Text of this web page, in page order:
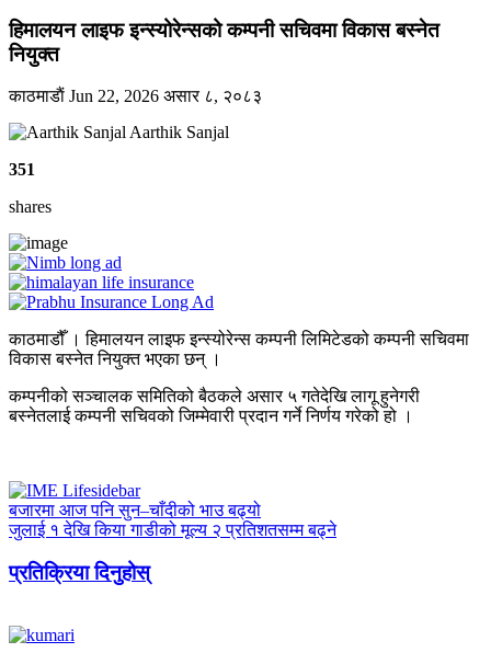
हिमालयन लाइफ इन्स्योरेन्सको कम्पनी सचिवमा विकास बस्नेत
नियुक्त
काठमाडाैं Jun 22, 2026 असार ८, २०८३
Aarthik Sanjal
351
shares
काठमाडौँ । हिमालयन लाइफ इन्स्योरेन्स कम्पनी लिमिटेडको कम्पनी सचिवमा
विकास बस्नेत नियुक्त भएका छन् ।
कम्पनीको सञ्चालक समितिको बैठकले असार ५ गतेदेखि लागू हुनेगरी
बस्नेतलाई कम्पनी सचिवको जिम्मेवारी प्रदान गर्ने निर्णय गरेको हो ।
बजारमा आज पनि सुन–चाँदीको भाउ बढ्यो
जुलाई १ देखि किया गाडीको मूल्य २ प्रतिशतसम्म बढ्ने
प्रतिक्रिया दिनुहोस्